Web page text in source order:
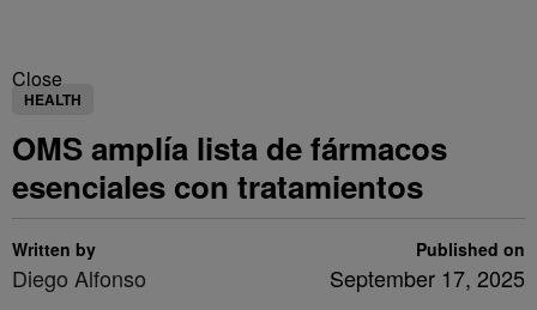
Close
HEALTH
OMS amplía lista de fármacos
esenciales con tratamientos
Written by
Diego Alfonso
Published on
September 17, 2025